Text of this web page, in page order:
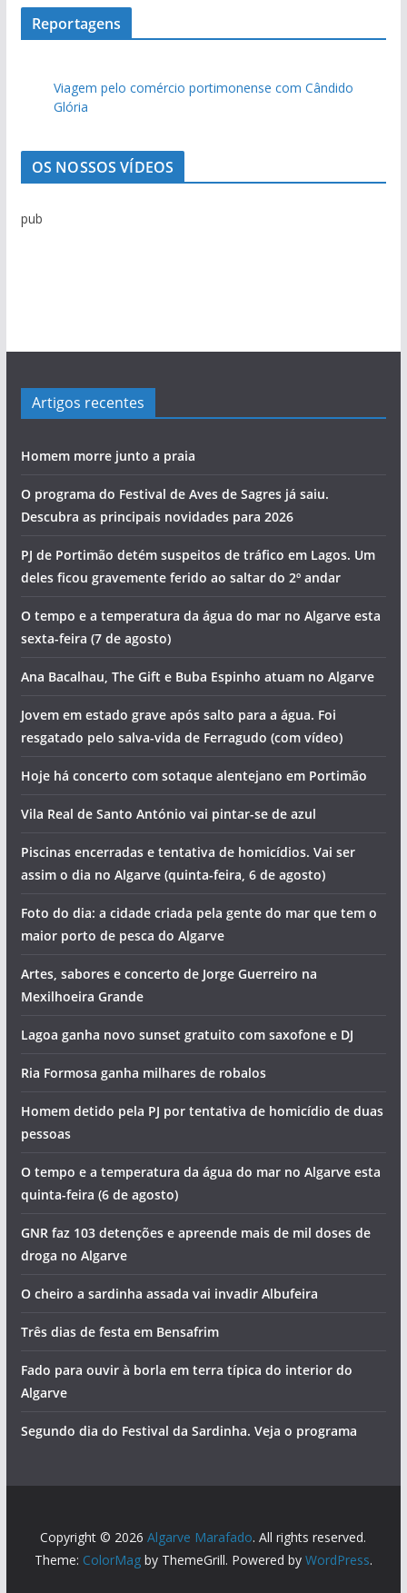
d
c
a
Reportagens
Viagem pelo comércio portimonense com Cândido
Glória
OS NOSSOS VÍDEOS
pub
Artigos recentes
Homem morre junto a praia
O programa do Festival de Aves de Sagres já saiu.
Descubra as principais novidades para 2026
PJ de Portimão detém suspeitos de tráfico em Lagos. Um
deles ficou gravemente ferido ao saltar do 2º andar
O tempo e a temperatura da água do mar no Algarve esta
sexta-feira (7 de agosto)
Ana Bacalhau, The Gift e Buba Espinho atuam no Algarve
Jovem em estado grave após salto para a água. Foi
resgatado pelo salva-vida de Ferragudo (com vídeo)
Hoje há concerto com sotaque alentejano em Portimão
Vila Real de Santo António vai pintar-se de azul
Piscinas encerradas e tentativa de homicídios. Vai ser
assim o dia no Algarve (quinta-feira, 6 de agosto)
Foto do dia: a cidade criada pela gente do mar que tem o
maior porto de pesca do Algarve
Artes, sabores e concerto de Jorge Guerreiro na
Mexilhoeira Grande
Lagoa ganha novo sunset gratuito com saxofone e DJ
Ria Formosa ganha milhares de robalos
Homem detido pela PJ por tentativa de homicídio de duas
pessoas
O tempo e a temperatura da água do mar no Algarve esta
quinta-feira (6 de agosto)
GNR faz 103 detenções e apreende mais de mil doses de
droga no Algarve
O cheiro a sardinha assada vai invadir Albufeira
Três dias de festa em Bensafrim
Fado para ouvir à borla em terra típica do interior do
Algarve
Segundo dia do Festival da Sardinha. Veja o programa
Copyright © 2026Algarve Marafado. All rights reserved.
Theme: ColorMagby ThemeGrill. Powered by WordPress.